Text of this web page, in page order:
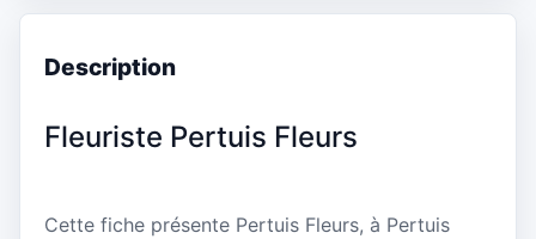
Description
Fleuriste Pertuis Fleurs
Cette fiche présente Pertuis Fleurs, à Pertuis